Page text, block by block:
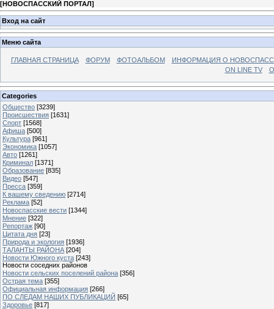
[НОВОСПАССКИЙ ПОРТАЛ]
Вход на сайт
Меню сайта
ГЛАВНАЯ СТРАНИЦА ФОРУМ ФОТОАЛЬБОМ
ИНФОРМАЦИЯ О
ON LINE TV
Categories
Общество [3239]
Происшествия [1631]
Спорт [1568]
Афиша [500]
Культура [961]
Экономика [1057]
Авто [1261]
Криминал [1371]
Образование [835]
Видео [547]
Пресса [359]
К вашему сведению [2714]
Реклама [52]
Новоспасские вести [1344]
Мнение [322]
Репортаж [90]
Цитата дня [23]
Природа и экология [1936]
ТАЛАНТЫ РАЙОНА [204]
Новости Южного куста [243]
Новости соседних районов
Новости сельских поселений района [356]
Острая тема [355]
Официальная информация [266]
ПО СЛЕДАМ НАШИХ ПУБЛИКАЦИЙ [65]
Здоровье [817]